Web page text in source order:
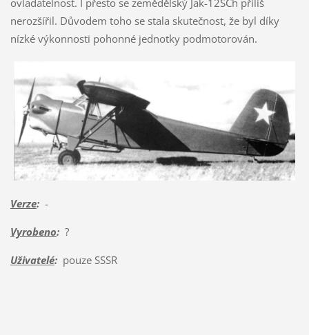
nerozšířil. Důvodem toho se stala skutečnost, že byl díky
nízké výkonnosti pohonné jednotky podmotorován.
Verze:-
Vyrobeno:?
Uživatelé:pouze SSSR